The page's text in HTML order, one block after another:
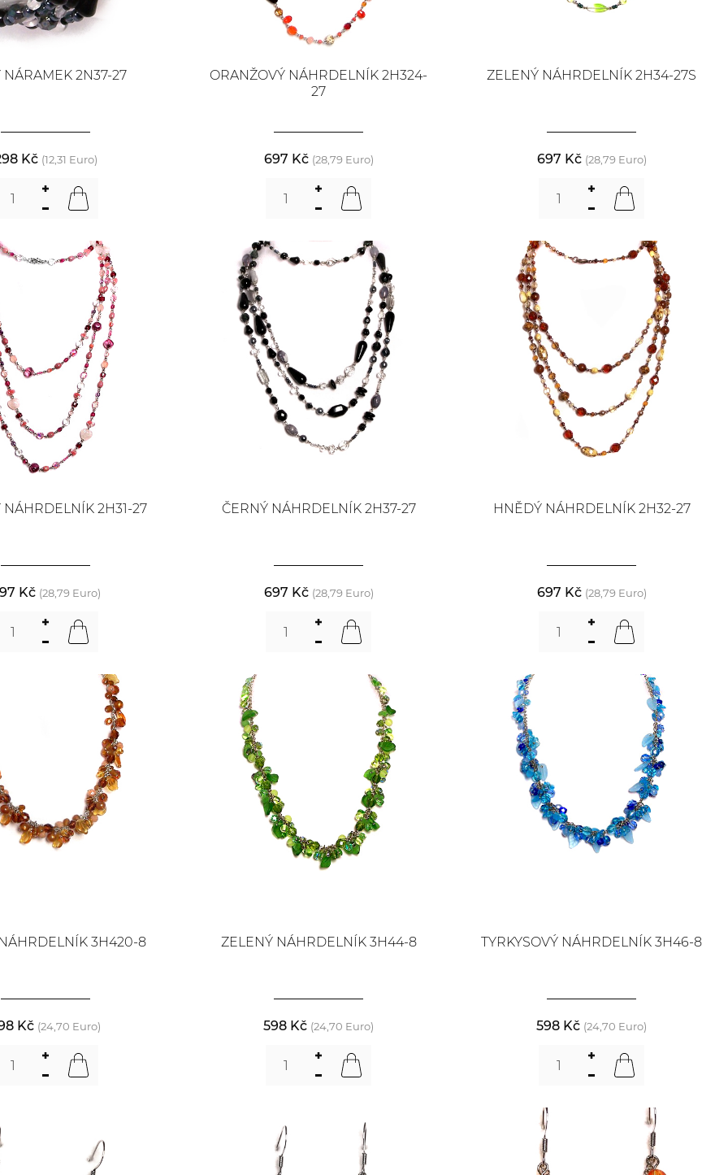
NÁRAMEK 2N37-27
Kč (12,31 Euro)
ORANŽOVÝ NÁHRDELNÍK 2H324-
27
697 Kč (28,79 Euro)
ZELENÝ NÁHRDELNÍK 2H34-27S
697 Kč (28,79 Euro)
NÁHRDELNÍK 2H31-27
Kč (28,79 Euro)
ČERNÝ NÁHRDELNÍK 2H37-27
697 Kč (28,79 Euro)
HNĚDÝ NÁHRDELNÍK 2H32-27
697 Kč (28,79 Euro)
3H420-8
Kč (24,70 Euro)
ZELENÝ NÁHRDELNÍK 3H44-8
598 Kč (24,70 Euro)
TYRKYSOVÝ NÁHRDELNÍK 3H46-8
598 Kč (24,70 Euro)